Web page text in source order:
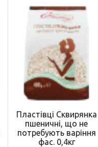
Пластівці Сквирянка
пшеничні, що не
потребують варіння
фас. 0,4кг